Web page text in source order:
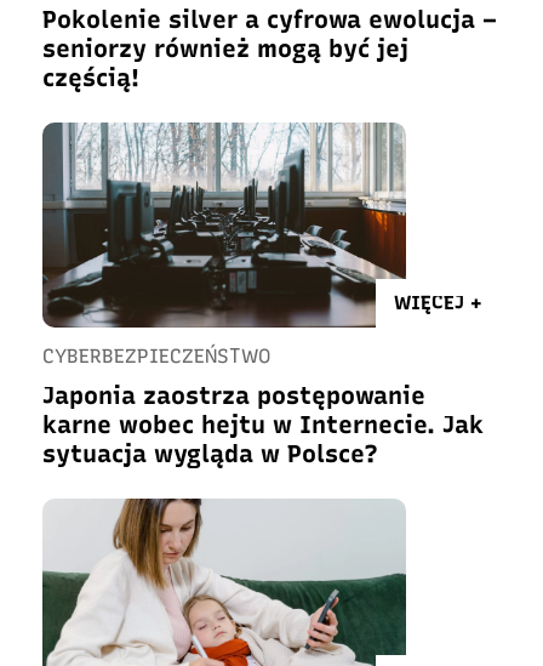
Pokolenie silver a cyfrowa ewolucja –
seniorzy również mogą być jej
częścią!
WIĘCEJ +
CYBERBEZPIECZEŃSTWO
Japonia zaostrza postępowanie
karne wobec hejtu w Internecie. Jak
sytuacja wygląda w Polsce?